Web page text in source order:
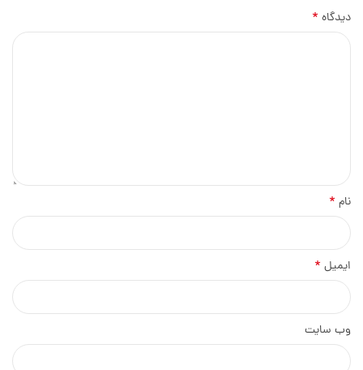
دیدگاه *
نام *
ایمیل *
وب‌ سایت